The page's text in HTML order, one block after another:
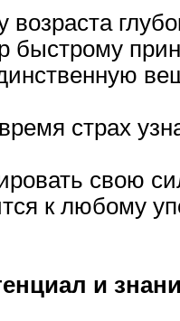
возраста
быстрому
страх
свою
к любому
и